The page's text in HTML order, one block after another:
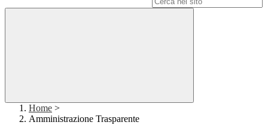
Home >
Amministrazione Trasparente